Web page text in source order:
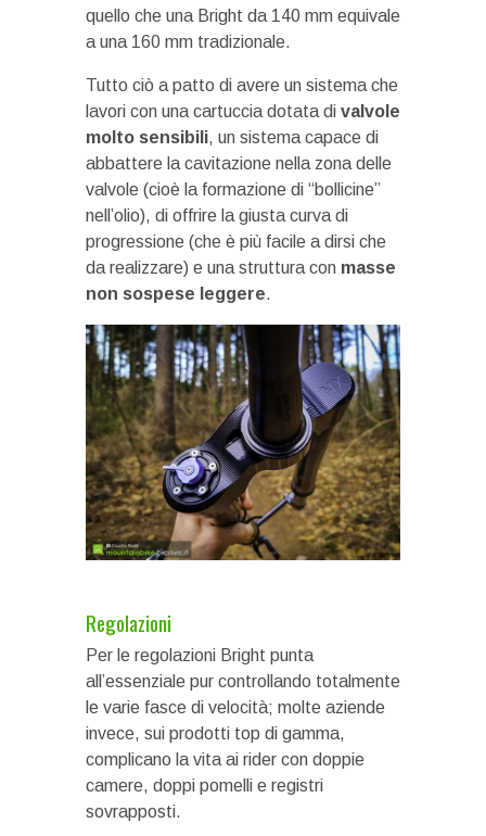
quello che una Bright da 140 mm equivale
a una 160 mm tradizionale.
Tutto ciò a patto di avere un sistema che
lavori con una cartuccia dotata di valvole
molto sensibili, un sistema capace di
abbattere la cavitazione nella zona delle
valvole (cioè la formazione di “bollicine”
nell’olio), di offrire la giusta curva di
progressione (che è più facile a dirsi che
da realizzare) e una struttura con masse
non sospese leggere.
Regolazioni
Per le regolazioni Bright punta
all’essenziale pur controllando totalmente
le varie fasce di velocità; molte aziende
invece, sui prodotti top di gamma,
complicano la vita ai rider con doppie
camere, doppi pomelli e registri
sovrapposti.